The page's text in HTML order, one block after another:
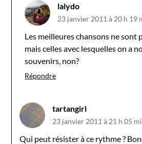
lalydo
23 janvier 2011 à 20 h 19
Les meilleures chansons ne sont
mais celles avec lesquelles on a
souvenirs, non?
Répondre
tartangirl
23 janvier 2011 à 21 h 05
Qui peut résister à ce rythme ?